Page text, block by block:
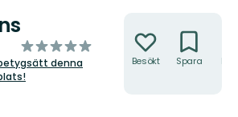
av
5
stjärnor
denna
Besökt Spara